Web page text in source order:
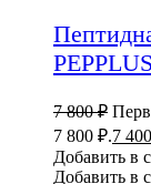
7 800₽
7 800 ₽.7 400
Добавить в
Добавить в